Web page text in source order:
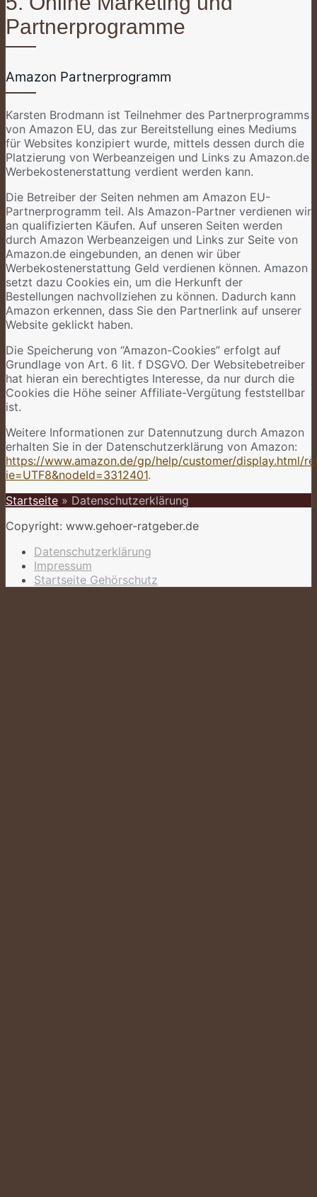
Partnerprogramme
Amazon Partnerprogramm
Karsten Brodmann ist Teilnehmer des Partnerprogramms
von Amazon EU, das zur Bereitstellung eines Mediums
für Websites konzipiert wurde, mittels dessen durch die
Platzierung von Werbeanzeigen und Links zu Amazon.de
Werbekostenerstattung verdient werden kann.
Die Betreiber der Seiten nehmen am Amazon EU-
Partnerprogramm teil. Als Amazon-Partner verdienen wir
an qualifizierten Käufen. Auf unseren Seiten werden
durch Amazon Werbeanzeigen und Links zur Seite von
Amazon.de eingebunden, an denen wir über
Werbekostenerstattung Geld verdienen können. Amazon
setzt dazu Cookies ein, um die Herkunft der
Bestellungen nachvollziehen zu können. Dadurch kann
Amazon erkennen, dass Sie den Partnerlink auf unserer
Website geklickt haben.
Die Speicherung von “Amazon-Cookies” erfolgt auf
Grundlage von Art. 6 lit. f DSGVO. Der Websitebetreiber
hat hieran ein berechtigtes Interesse, da nur durch die
Cookies die Höhe seiner Affiliate-Vergütung feststellbar
ist.
Weitere Informationen zur Datennutzung durch Amazon
erhalten Sie in der Datenschutzerklärung von Amazon:
https://www.amazon.de/gp/help/customer/display.html/
ie=UTF8&nodeId=3312401.
Startseite » Datenschutzerklärung
Copyright: www.gehoer-ratgeber.de
Datenschutzerklärung
Impressum
Startseite Gehörschutz